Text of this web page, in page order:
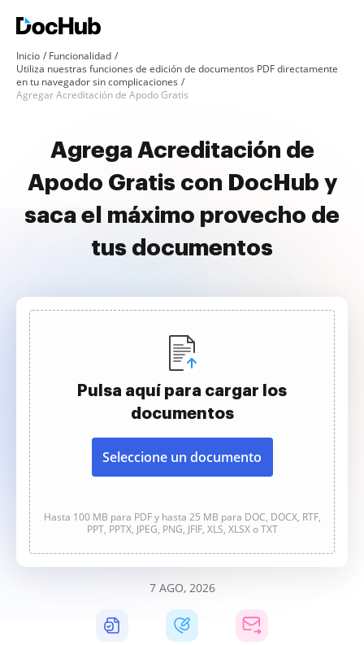
Inicio
Funcionalidad
Utiliza nuestras funciones de edición de documentos PDF directamente
en tu navegador sin complicaciones
Agregar Acreditación de Apodo Gratis
Agrega Acreditación de
Apodo Gratis con DocHub y
saca el máximo provecho de
tus documentos
Pulsa aquí para cargar los
documentos
Seleccione un documento
Hasta 100 MB para PDF y hasta 25 MB para DOC, DOCX, RTF,
PPT, PPTX, JPEG, PNG, JFIF, XLS, XLSX o TXT
7 AGO, 2026